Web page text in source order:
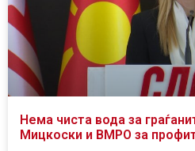
Нема чиста вода за
Мицкоски и ВМРО за